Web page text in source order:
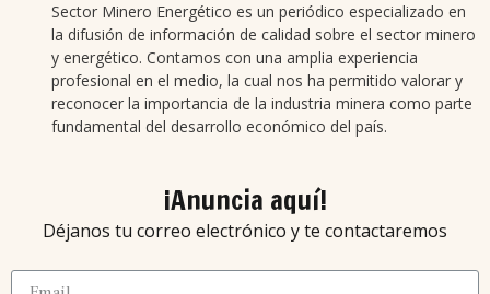
Sector Minero Energético es un periódico especializado en
la difusión de información de calidad sobre el sector minero
y energético. Contamos con una amplia experiencia
profesional en el medio, la cual nos ha permitido valorar y
reconocer la importancia de la industria minera como parte
fundamental del desarrollo económico del país.
¡Anuncia aquí!
Déjanos tu correo electrónico y te contactaremos